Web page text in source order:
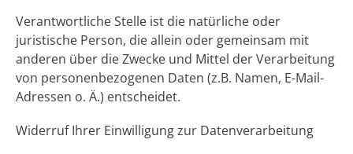
Verantwortliche Stelle ist die natürliche oder
juristische Person, die allein oder gemeinsam mit
anderen über die Zwecke und Mittel der Verarbeitung
von personenbezogenen Daten (z.B. Namen, E-Mail-
Adressen o. Ä.) entscheidet.
Widerruf Ihrer Einwilligung zur Datenverarbeitung